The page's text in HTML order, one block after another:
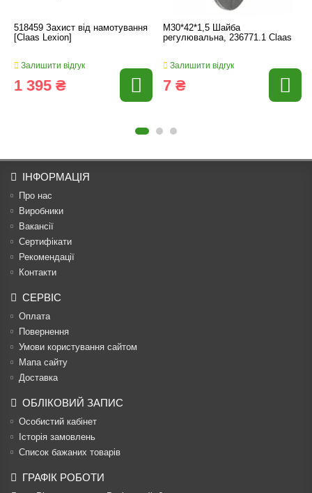
518459 Захист від намотування
[Claas Lexion]
Залишити відгук
1 395 ₴
M30*42*1,5 Шайба
регулювальна, 236771.1 Claas
Залишити відгук
7 ₴
ІНФОРМАЦІЯ
Про нас
Виробники
Вакансії
Сертифікати
Рекомендації
Контакти
СЕРВІС
Оплата
Повернення
Умови користування сайтом
Мапа сайту
Доставка
ОБЛІКОВИЙ ЗАПИС
Особистий кабінет
Історія замовлень
Список бажаних товарів
ГРАФІК РОБОТИ